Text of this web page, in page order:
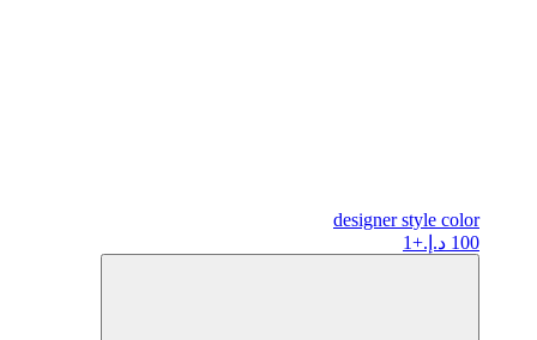
designerstyle color
100 د.إ.
+1